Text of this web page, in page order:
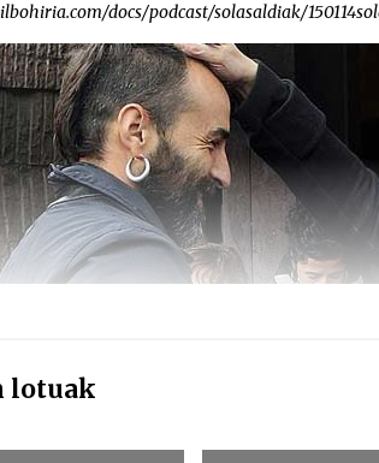
docs/podcast/solasaldiak/
lotuak